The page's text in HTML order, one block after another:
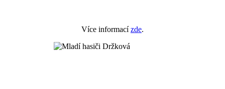
Více informacízde.